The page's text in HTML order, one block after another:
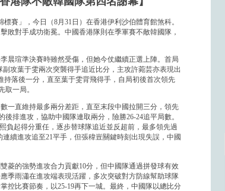
賽」，今日（8月31日）在香港伊利沙伯體育館煞科。
敗對手成功衛冕。中國香港隊則在季軍賽不敵韓國隊，
晨瑄準決賽時雖然受傷，但她今仗繼續正選上陣。首局
攻葉于雯兩次突襲得手追近比分，主攻許菀芸亦表現出
落後一分，直至葉于雯背飛得手，自局初後首次領先
取一局。
一直維持最多兩分差距，直至末段中國拉開三分，領先
排進攻，協助中國隊連取兩分，險勝26-24追平局數。
負起得分重任，逐步替球隊追近並反超前，最多領先過
續進攻追至21平手，但張稦豈關鍵時刻出現失誤，中國
菱的強勢進攻合力貢獻10分，但中國隊通過拼發球有效
季雨瀟在進攻端表現活躍，多次突破對方防線幫助球隊
控比賽節奏，以25-19再下一城。最終，中國隊以總比分